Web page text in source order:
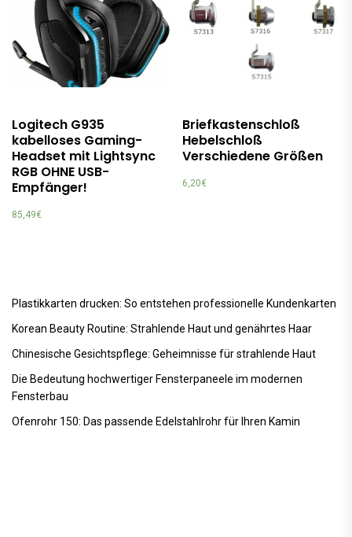
Logitech G935
kabelloses Gaming-
Headset mit Lightsync
RGB OHNE USB-
Empfänger!
85,49€
Briefkastenschloß
Hebelschloß
Verschiedene Größen
6,20€
Plastikkarten drucken: So entstehen professionelle Kundenkarten
Korean Beauty Routine: Strahlende Haut und genährtes Haar
Chinesische Gesichtspflege: Geheimnisse für strahlende Haut
Die Bedeutung hochwertiger Fensterpaneele im modernen
Fensterbau
Ofenrohr 150: Das passende Edelstahlrohr für Ihren Kamin